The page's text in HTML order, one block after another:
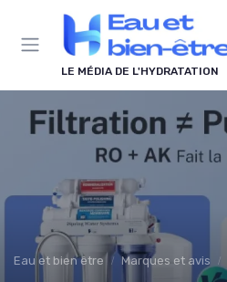
LE MÉDIA DE L'HYDRATATION
Eau et bien être Marques et avis
Panneau de gestion des cookies